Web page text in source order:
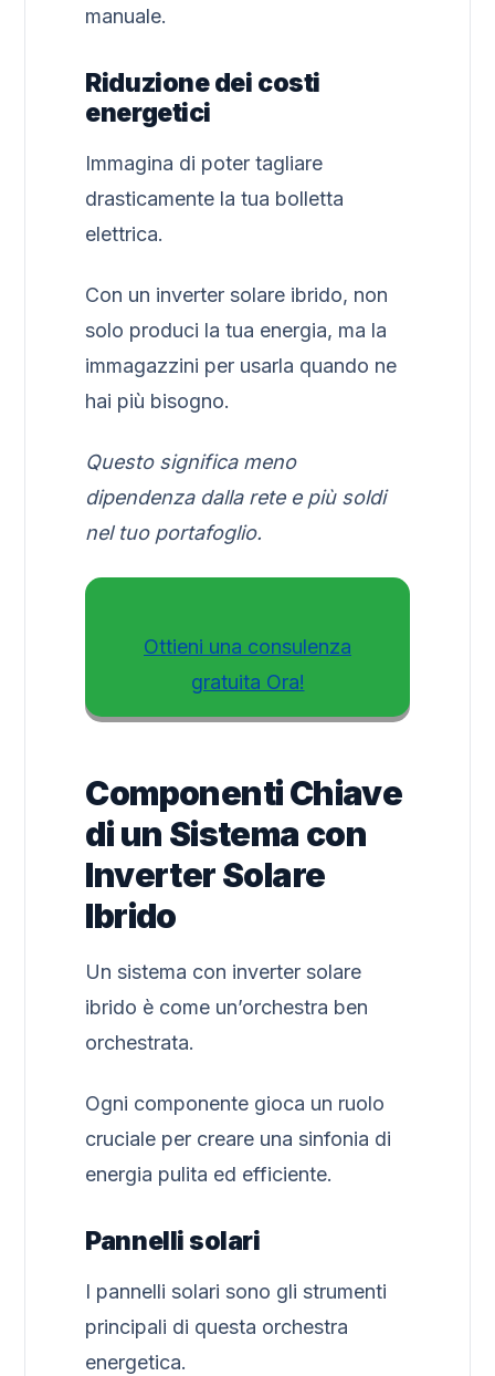
manuale.
Riduzione dei costi
energetici
Immagina di poter tagliare
drasticamente la tua bolletta
elettrica.
Con un inverter solare ibrido, non
solo produci la tua energia, ma la
immagazzini per usarla quando ne
hai più bisogno.
Questo significa meno
dipendenza dalla rete e più soldi
nel tuo portafoglio.
Ottieni una consulenza
gratuita Ora!
Componenti Chiave
di un Sistema con
Inverter Solare
Ibrido
Un sistema con inverter solare
ibrido è come un’orchestra ben
orchestrata.
Ogni componente gioca un ruolo
cruciale per creare una sinfonia di
energia pulita ed efficiente.
Pannelli solari
I pannelli solari sono gli strumenti
principali di questa orchestra
energetica.